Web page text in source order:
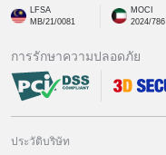
LFSA
MB/21/0081
MOCI
2024/786
การรักษาความปลอดภัย
ประวัติบริษัท